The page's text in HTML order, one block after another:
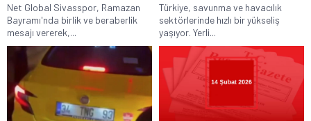
Net Global Sivasspor, Ramazan
Bayramı'nda birlik ve beraberlik
mesajı vererek,...
Türkiye, savunma ve havacılık
sektörlerinde hızlı bir yükseliş
yaşıyor. Yerli...